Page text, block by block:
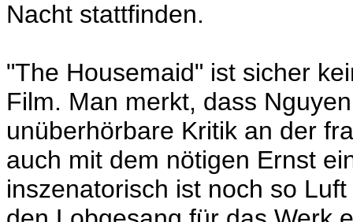
Nacht stattfinden.
"The Housemaid" ist sicher
Film. Man merkt, dass
unüberhörbare Kritik an der
auch mit dem nötigen Ernst
inszenatorisch ist noch so